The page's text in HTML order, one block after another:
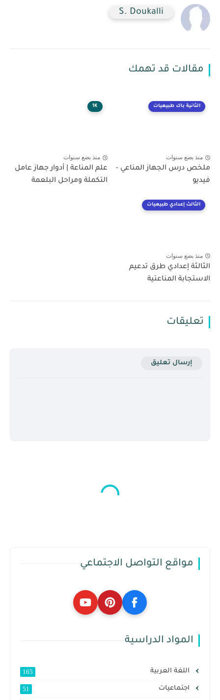
S. Doukalli
مقالات قد تهمك
الثانية باك طبيعيات
منذ بضع سنوات
ملخص درس الجهاز المناعي -
فيديو
1K
منذ بضع سنوات
علم المناعة | أدوار جهاز عامل
التكملة ومراحل البلعمة
الثالث إعدادي طبيعيات
منذ بضع سنوات
الثالثة إعدادي طرق تدعيم
الاستجابة المناعتية
تعليقات
إرسال تعليق
مواقع التواصل الاجتماعي
المواد الدراسية
اللغة العربية 165
اجتماعيات 51